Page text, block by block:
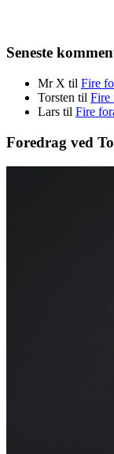
Seneste
Mr X til Fire
Torsten til Fire
Lars til Fire
Foredrag ved